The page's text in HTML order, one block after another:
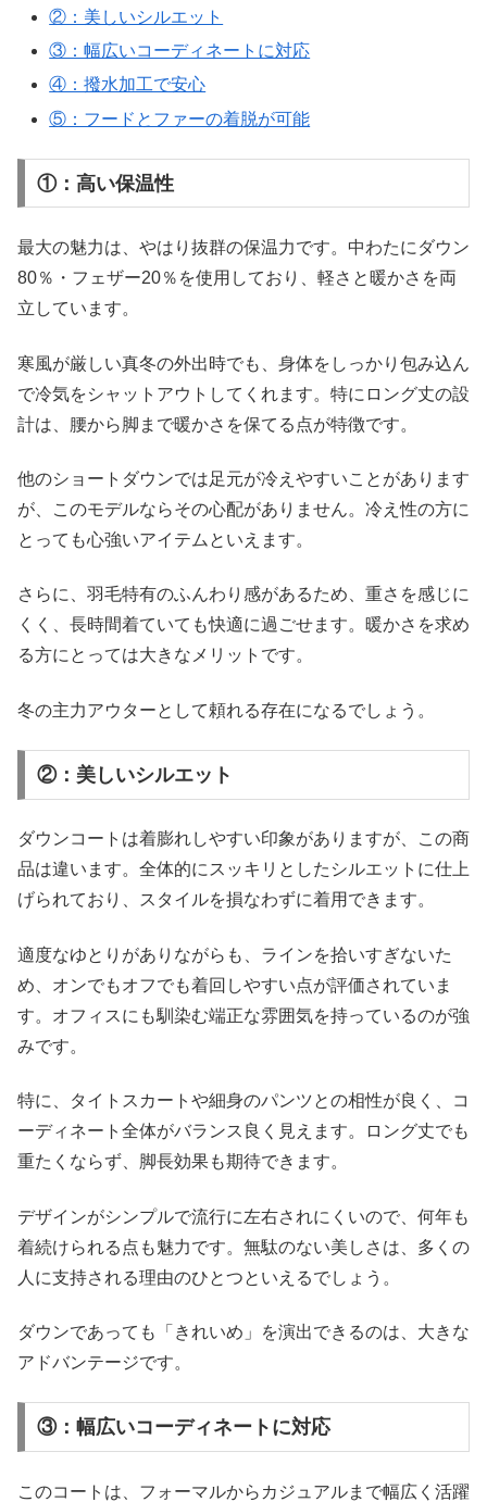
②：美しいシルエット
③：幅広いコーディネートに対応
④：撥水加工で安心
⑤：フードとファーの着脱が可能
①：高い保温性
最大の魅力は、やはり抜群の保温力です。中わたにダウン
80％・フェザー20％を使用しており、軽さと暖かさを両
立しています。
寒風が厳しい真冬の外出時でも、身体をしっかり包み込ん
で冷気をシャットアウトしてくれます。特にロング丈の設
計は、腰から脚まで暖かさを保てる点が特徴です。
他のショートダウンでは足元が冷えやすいことがあります
が、このモデルならその心配がありません。冷え性の方に
とっても心強いアイテムといえます。
さらに、羽毛特有のふんわり感があるため、重さを感じに
くく、長時間着ていても快適に過ごせます。暖かさを求め
る方にとっては大きなメリットです。
冬の主力アウターとして頼れる存在になるでしょう。
②：美しいシルエット
ダウンコートは着膨れしやすい印象がありますが、この商
品は違います。全体的にスッキリとしたシルエットに仕上
げられており、スタイルを損なわずに着用できます。
適度なゆとりがありながらも、ラインを拾いすぎないた
め、オンでもオフでも着回しやすい点が評価されていま
す。オフィスにも馴染む端正な雰囲気を持っているのが強
みです。
特に、タイトスカートや細身のパンツとの相性が良く、コ
ーディネート全体がバランス良く見えます。ロング丈でも
重たくならず、脚長効果も期待できます。
デザインがシンプルで流行に左右されにくいので、何年も
着続けられる点も魅力です。無駄のない美しさは、多くの
人に支持される理由のひとつといえるでしょう。
ダウンであっても「きれいめ」を演出できるのは、大きな
アドバンテージです。
③：幅広いコーディネートに対応
このコートは、フォーマルからカジュアルまで幅広く活躍